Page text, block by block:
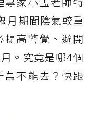
月期間陰氣較重
提高警覺、避開
。究竟是哪4個
萬不能去？快跟